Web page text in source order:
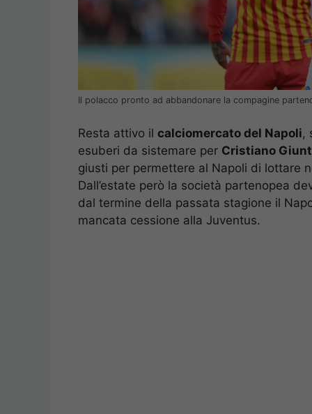
Il polacco pronto ad abbandonare la compagine
Resta attivo il calciomercato del Napoli,
esuberi da sistemare per Cristiano
giusti per permettere al Napoli di lottare
Dall’estate però la società partenopea
dal termine della passata stagione il
mancata cessione alla Juventus.